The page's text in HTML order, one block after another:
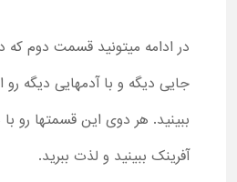
در ادامه میتونید قسمت دوم که
جایی دیگه و با آدمهایی دیگه رو
ببینید. هر دوی این قسمتها رو با
آفرینک ببینید و لذت ببرید.